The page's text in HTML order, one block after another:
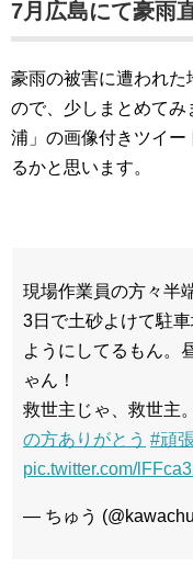
7月広島にて豪雨
豪雨の被害に遭われた
ので、少しまとめて
浦」の画像付きツイ
るかと思います。
現場作業員の方々半
3日で土砂よけて駐
ようにしてるもん。
ゃん！
救世主じゃ、救世主。
の方ありがとう #頑
pic.twitter.com/
— ちゅう